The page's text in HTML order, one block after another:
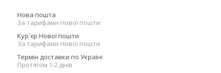
Нова пошта
За тарифами Нової пошти
Кур`єр Нової пошти
За тарифами Нової пошти
Термін доставки по Україні
Протягом 1-2 днів